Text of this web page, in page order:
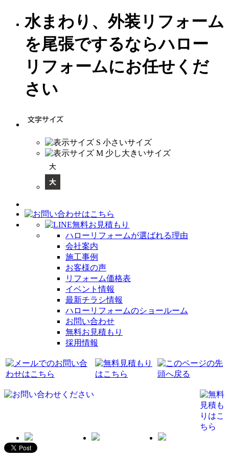
水まわり、外装リフォーム
を尾張でするならハロー
リフォームにお任せくだ
さい
ハローリフォームが選ばれる理由
会社案内
施工事例
お客様の声
リフォーム価格表
イベント情報
最新チラシ情報
ハローリフォームのショールーム
お問い合わせ
無料お見積もり
採用情報